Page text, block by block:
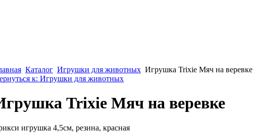
Каталог Игрушки для животных Игрушка Trixie Мяч на веревке
к: Игрушки для животных
Trixie Мяч на веревке
игрушка 4,5см, резина, красная